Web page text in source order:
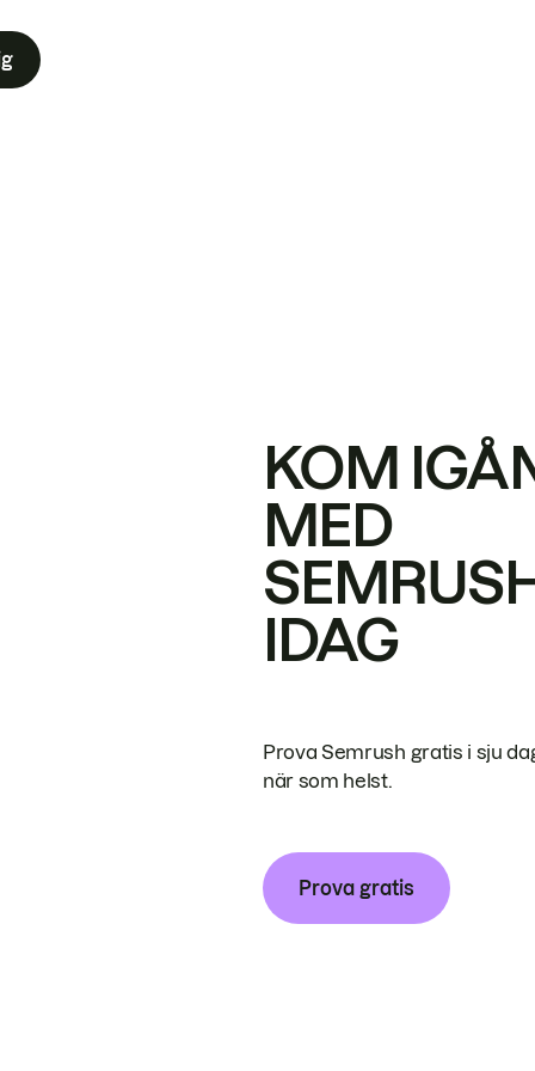
KOM
MED
IDAG
Prova Semrush gratis i sju
när som helst.
Prova gratis